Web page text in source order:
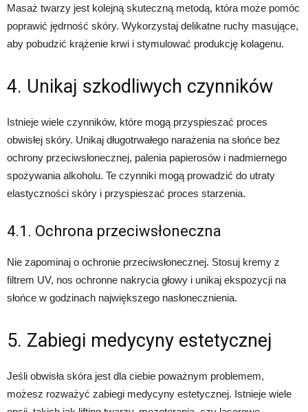
Masaż twarzy jest kolejną skuteczną metodą, która może pomóc
poprawić jędrność skóry. Wykorzystaj delikatne ruchy masujące,
aby pobudzić krążenie krwi i stymulować produkcję kolagenu.
4. Unikaj szkodliwych czynników
Istnieje wiele czynników, które mogą przyspieszać proces
obwisłej skóry. Unikaj długotrwałego narażenia na słońce bez
ochrony przeciwsłonecznej, palenia papierosów i nadmiernego
spożywania alkoholu. Te czynniki mogą prowadzić do utraty
elastyczności skóry i przyspieszać proces starzenia.
4.1. Ochrona przeciwsłoneczna
Nie zapominaj o ochronie przeciwsłonecznej. Stosuj kremy z
filtrem UV, nos ochronne nakrycia głowy i unikaj ekspozycji na
słońce w godzinach największego nasłonecznienia.
5. Zabiegi medycyny estetycznej
Jeśli obwisła skóra jest dla ciebie poważnym problemem,
możesz rozważyć zabiegi medycyny estetycznej. Istnieje wiele